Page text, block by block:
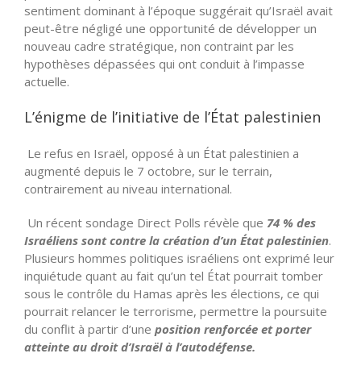
sentiment dominant à l’époque suggérait qu’Israël avait
peut-être négligé une opportunité de développer un
nouveau cadre stratégique, non contraint par les
hypothèses dépassées qui ont conduit à l’impasse
actuelle.
L’énigme de l’initiative de l’État palestinien
Le refus en Israël, opposé à un État palestinien a
augmenté depuis le 7 octobre, sur le terrain,
contrairement au niveau international.
Un récent sondage Direct Polls révèle que 74 % des
Israéliens sont contre la création d’un État palestinien.
Plusieurs hommes politiques israéliens ont exprimé leur
inquiétude quant au fait qu’un tel État pourrait tomber
sous le contrôle du Hamas après les élections, ce qui
pourrait relancer le terrorisme, permettre la poursuite
du conflit à partir d’une position renforcée et porter
atteinte au droit d’Israël à l’autodéfense.